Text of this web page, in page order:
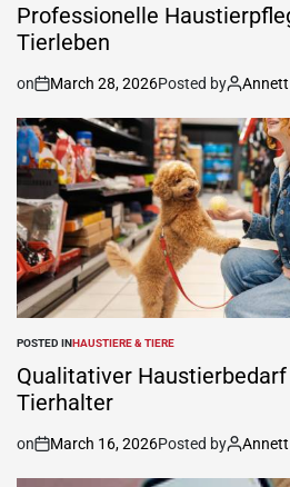
Professionelle
Tierleben
on March 28, 2026Posted by Annett
POSTED INHAUSTIERE & TIERE
Qualitativer
Tierhalter
on March 16, 2026Posted by Annett